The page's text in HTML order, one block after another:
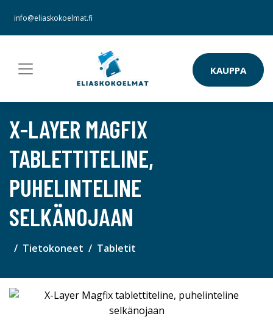
info@eliaskokoelmat.fi
KAUPPA
X-LAYER MAGFIX
TABLETTITELINE,
PUHELINTELINE
SELKÄNOJAAN
Tietokoneet Tabletit